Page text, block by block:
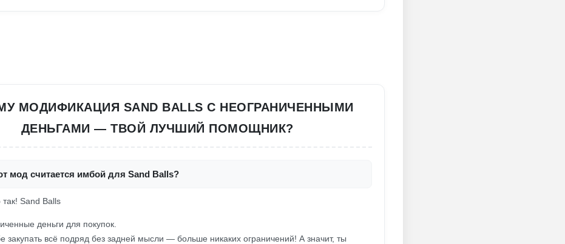
МОДИФИКАЦИЯ SAND BALLS С НЕОГРАНИЧЕННЫМИ
ДЕНЬГАМИ — ТВОЙ ЛУЧШИЙ ПОМОЩНИК?
мод считается имбой для Sand Balls?
Sand Balls
деньги для покупок.
закупать всё подряд без задней мысли — больше никаких ограничений! А значит, ты